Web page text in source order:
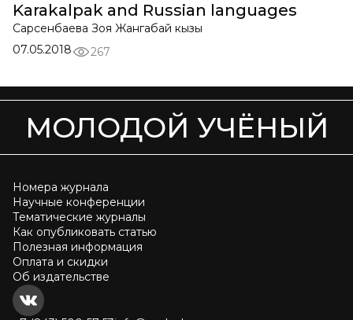
Karakalpak and Russian languages
Сарсенбаева Зоя Жангабай кызы
07.05.2018
267
МОЛОДОЙ УЧЁНЫЙ
Номера журнала
Научные конференции
Тематические журналы
Как опубликовать статью
Полезная информация
Оплата и скидки
Об издательстве